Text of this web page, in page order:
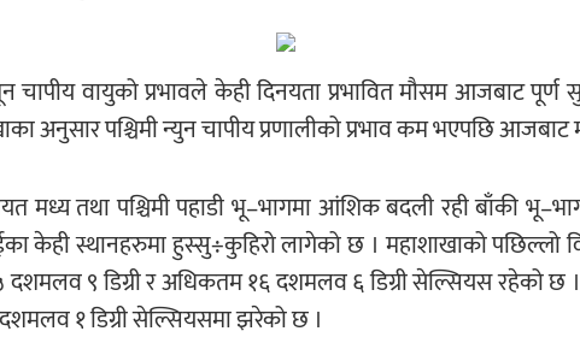
चापीय वायुको प्रभावले केही दिनयता प्रभावित मौसम आजबाट
अनुसार पश्चिमी न्युन चापीय प्रणालीको प्रभाव कम भएपछि
मध्य तथा पश्चिमी पहाडी भू–भागमा आंशिक बदली रही बाँकी
केही स्थानहरुमा हुस्सु÷कुहिरो लागेको छ । महाशाखाको
दशमलव ९ डिग्री र अधिकतम १६ दशमलव ६ डिग्री सेल्सियस रहेको
१ डिग्री सेल्सियसमा झरेको छ ।